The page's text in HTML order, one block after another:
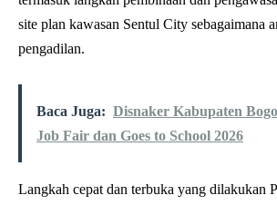
site plan kawasan Sentul City sebagaimana
pengadilan.
Baca Juga: Disnaker Kabupaten
Job Fair dan Goes to School 2026
Langkah cepat dan terbuka yang dilakukan